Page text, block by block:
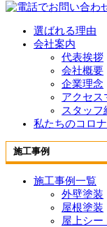
選ばれる理由
会社案内
代表挨拶
会社概要
企業理念
アクセス
スタッフ
私たちのコロ
施工事例
施工事例一覧
外壁塗装
屋根塗装
屋上シー